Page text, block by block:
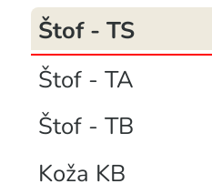
Štof - TS
Štof - TA
Štof - TB
Koža KB